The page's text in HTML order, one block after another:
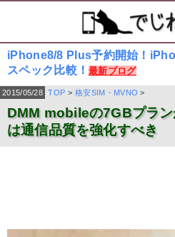
iPhone8/8 Plus予約開始！
スペック比較！最新ブログ
2015/05/28 TOP > 格安SIM・MVNO >
DMM mobileの7GBプラ
は通信品質を強化すべき